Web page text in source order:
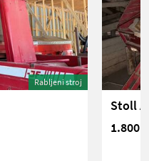
Rabljeni stroj
Stoll
1.800 €